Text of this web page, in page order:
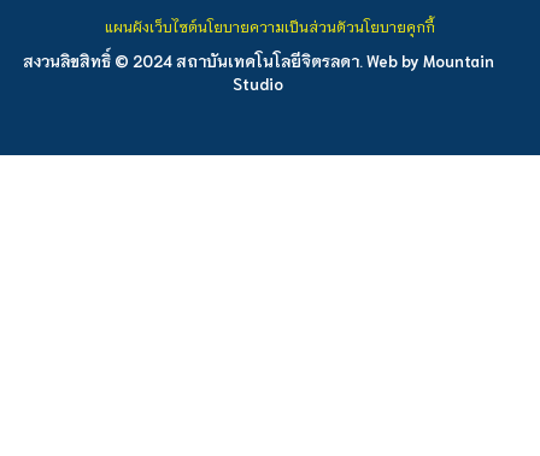
สงวนลิขสิทธิ์ © 2024 สถาบันเทคโนโลยีจิตรลดา. Web by Mountain
Studio
แผนผังเว็บไซต์นโยบายความเป็นส่วนตัวนโยบายคุกกี้